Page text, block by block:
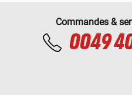
Commandes &
0049